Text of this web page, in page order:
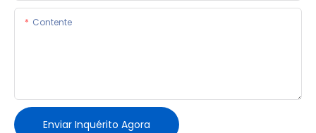
Contente
Enviar Inquérito Agora